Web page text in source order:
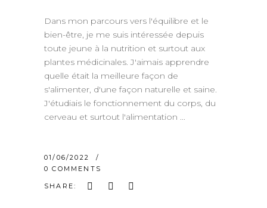
Dans mon parcours vers l'équilibre et le
bien-être, je me suis intéressée depuis
toute jeune à la nutrition et surtout aux
plantes médicinales. J'aimais apprendre
quelle était la meilleure façon de
s'alimenter, d'une façon naturelle et saine.
J'étudiais le fonctionnement du corps, du
cerveau et surtout l'alimentation
01/06/2022
0 COMMENTS
SHARE: